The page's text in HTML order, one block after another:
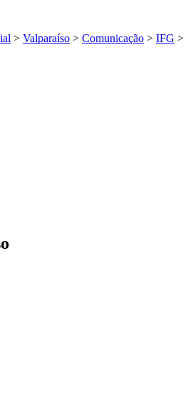
> Valparaíso > Comunicação > IFG >